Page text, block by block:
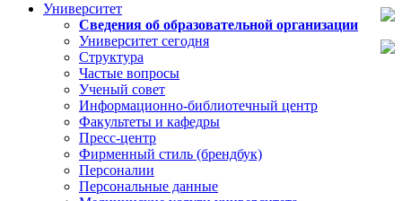
Университет
Сведения об образовательной организации
Университет сегодня
Структура
Частые вопросы
Ученый совет
Информационно-библиотечный центр
Факультеты и кафедры
Пресс-центр
Фирменный стиль (брендбук)
Персоналии
Персональные данные